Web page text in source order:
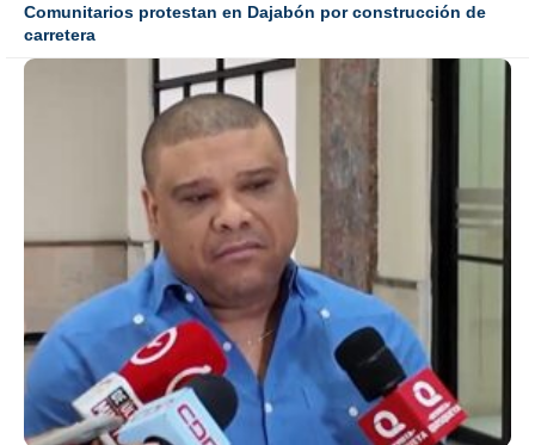
Comunitarios protestan en Dajabón por construcción de
carretera